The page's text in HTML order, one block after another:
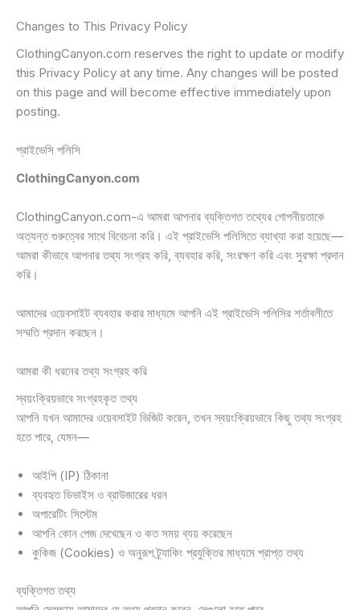
Changes to This Privacy Policy
ClothingCanyon.com reserves the right to update or modify
this Privacy Policy at any time. Any changes will be posted
on this page and will become effective immediately upon
posting.
প্রাইভেসি পলিসি
ClothingCanyon.com
ClothingCanyon.com-এ আমরা আপনার ব্যক্তিগত তথ্যের গোপনীয়তাকে
অত্যন্ত গুরুত্বের সাথে বিবেচনা করি। এই প্রাইভেসি পলিসিতে ব্যাখ্যা করা হয়েছে—
আমরা কীভাবে আপনার তথ্য সংগ্রহ করি, ব্যবহার করি, সংরক্ষণ করি এবং সুরক্ষা প্রদান
করি।
আমাদের ওয়েবসাইট ব্যবহার করার মাধ্যমে আপনি এই প্রাইভেসি পলিসির শর্তাবলীতে
সম্মতি প্রদান করছেন।
আমরা কী ধরনের তথ্য সংগ্রহ করি
স্বয়ংক্রিয়ভাবে সংগ্রহকৃত তথ্য
আপনি যখন আমাদের ওয়েবসাইট ভিজিট করেন, তখন স্বয়ংক্রিয়ভাবে কিছু তথ্য সংগ্রহ
হতে পারে, যেমন—
আইপি (IP) ঠিকানা
ব্যবহৃত ডিভাইস ও ব্রাউজারের ধরন
অপারেটিং সিস্টেম
আপনি কোন পেজ দেখেছেন ও কত সময় ব্যয় করেছেন
কুকিজ (Cookies) ও অনুরূপ ট্র্যাকিং প্রযুক্তির মাধ্যমে প্রাপ্ত তথ্য
ব্যক্তিগত তথ্য